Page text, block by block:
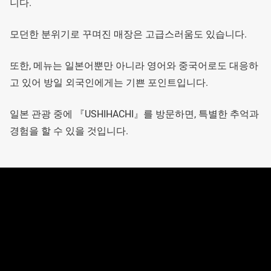
니다.
모던한 분위기로 꾸며진 매장은 고급스러움도 있습니다.
또한, 메뉴는 일본어뿐만 아니라 영어와 중국어로도 대응하
고 있어 방일 외국인에게는 기쁜 포인트입니다.
일본 관광 중에 『USHIHACHI』를 방문하면, 특별한 추억과
경험을 할 수 있을 것입니다.